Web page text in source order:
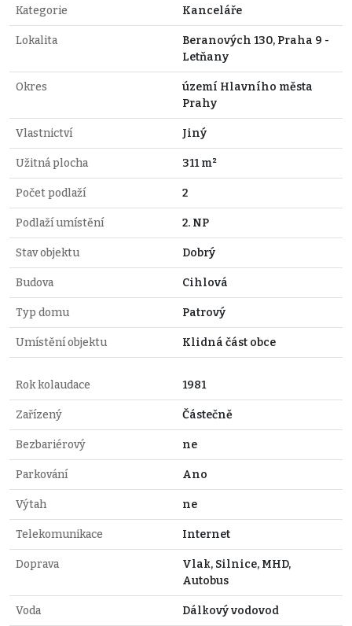
Kategorie Kanceláře
Lokalita
Beranových 130, Praha 9 -
Letňany
Okres
území Hlavního města
Prahy
Vlastnictví Jiný
Užitná plocha 311 m²
Počet podlaží 2
Podlaží umístění 2. NP
Stav objektu Dobrý
Budova Cihlová
Typ domu Patrový
Umístění objektu Klidná část obce
Rok kolaudace 1981
Zařízený Částečně
Bezbariérový ne
Parkování Ano
Výtah ne
Telekomunikace Internet
Doprava
Vlak, Silnice, MHD,
Autobus
Voda Dálkový vodovod